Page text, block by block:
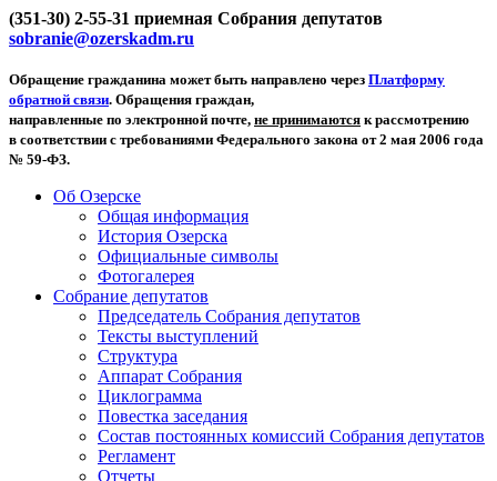
(351-30) 2-55-31 приемная Собрания депутатов
sobranie@ozerskadm.ru
Обращение гражданина может быть направлено через Платформу
обратной связи. Обращения граждан,
направленные по электронной почте, не принимаются к рассмотрению
в соответствии с требованиями Федерального закона от 2 мая 2006 года
№ 59-ФЗ.
Об Озерске
Общая информация
История Озерска
Официальные символы
Фотогалерея
Собрание депутатов
Председатель Собрания депутатов
Тексты выступлений
Структура
Аппарат Собрания
Циклограмма
Повестка заседания
Состав постоянных комиссий Собрания депутатов
Регламент
Отчеты